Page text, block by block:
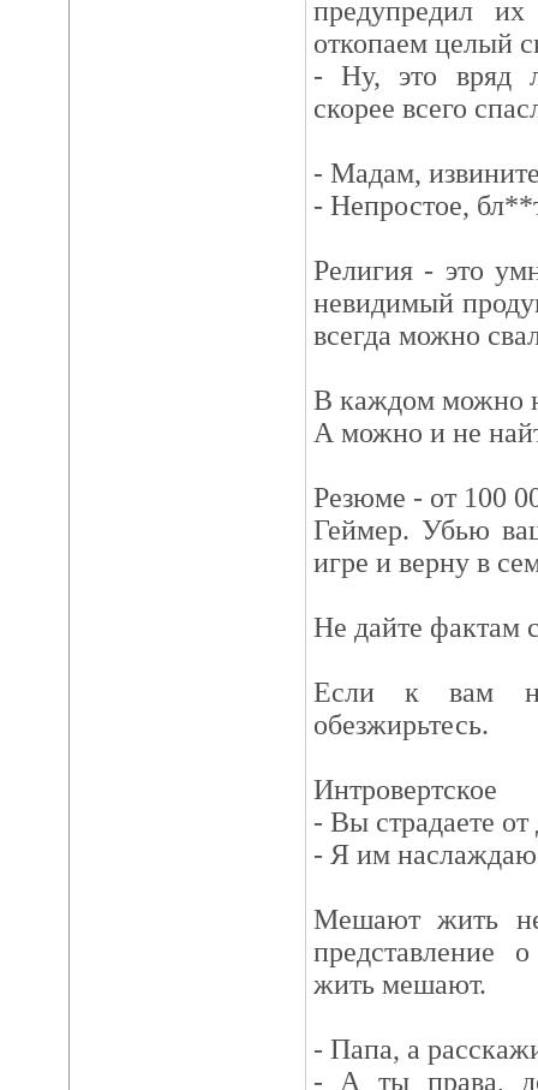
предупредил
откопаем целый
- Ну, это вряд
скорее всего
- Мадам,
- Непростое,
Религия - это
невидимый
всегда можно
В каждом можно
А можно и не
Резюме - от 100
Геймер. Убью
игре и верну в
Не дайте фактам
Если к вам
обезжирьтесь.
Интровертское
- Вы страдаете
- Я им
Мешают жить не
представление
жить мешают.
- Папа, а
- А ты права,